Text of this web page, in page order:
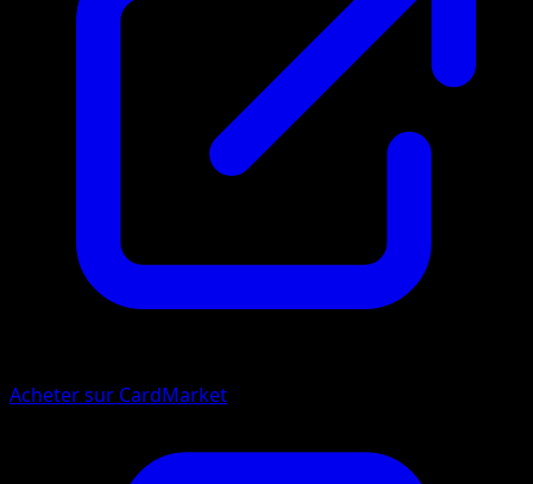
Acheter sur CardMarket